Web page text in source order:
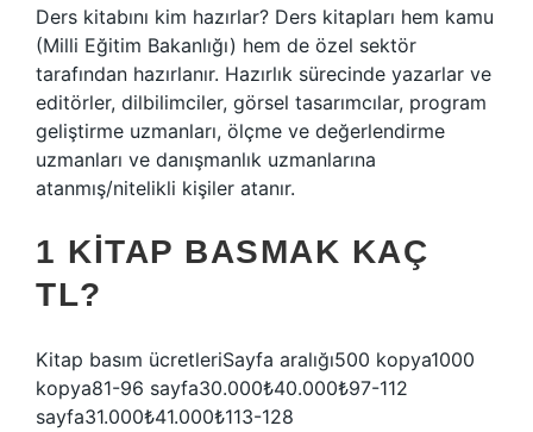
Ders kitabını kim hazırlar? Ders kitapları hem kamu
(Milli Eğitim Bakanlığı) hem de özel sektör
tarafından hazırlanır. Hazırlık sürecinde yazarlar ve
editörler, dilbilimciler, görsel tasarımcılar, program
geliştirme uzmanları, ölçme ve değerlendirme
uzmanları ve danışmanlık uzmanlarına
atanmış/nitelikli kişiler atanır.
1 KITAP BASMAK KAÇ
TL?
Kitap basım ücretleriSayfa aralığı500 kopya1000
kopya81-96 sayfa30.000₺40.000₺97-112
sayfa31.000₺41.000₺113-128